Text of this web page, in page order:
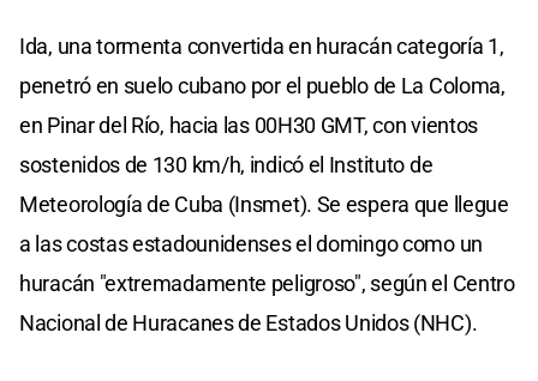
Ida, una tormenta convertida en huracán categoría 1,
penetró en suelo cubano por el pueblo de La Coloma,
en Pinar del Río, hacia las 00H30 GMT, con vientos
sostenidos de 130 km/h, indicó el Instituto de
Meteorología de Cuba (Insmet). Se espera que llegue
a las costas estadounidenses el domingo como un
huracán "extremadamente peligroso", según el Centro
Nacional de Huracanes de Estados Unidos (NHC).